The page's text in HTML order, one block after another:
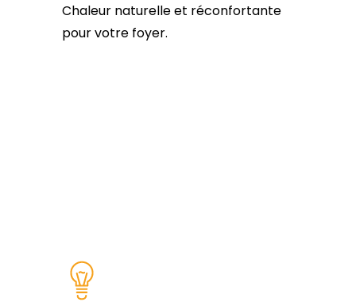
Chaleur naturelle et réconfortante
pour votre foyer.